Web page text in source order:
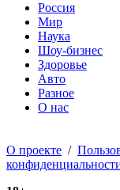
Россия
Мир
Наука
Шоу-бизнес
Здоровье
Авто
Разное
О нас
О проекте /